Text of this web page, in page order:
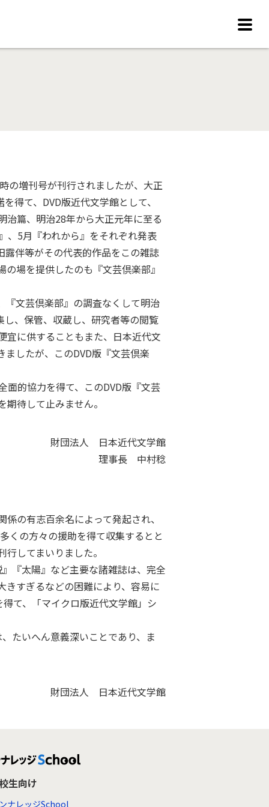
の増刊号が刊行されましたが、大正
得て、DVD版近代文学館として、
治篇、明治28年から大正元年に至る
、5月『われから』をそれぞれ発表
露伴等がその代表的作品をこの雑誌
場を提供したのも『文芸倶楽部』
『文芸倶楽部』の調査なくして明治
、保管、収蔵し、研究者等の閲覧
宜に供することもまた、日本近代文
したが、このDVD版『文芸倶楽
面的協力を得て、このDVD版『文芸
待して止みません。
財団法人 日本近代文学館
理事長 中村稔
の有志百余名によって発起され、
くの方々の援助を得て収集するとと
してまいりました。
『太陽』など主要な諸雑誌は、完全
すぎるなどの困難により、容易に
て、「マイクロ版近代文学館」シ
たいへん意義深いことであり、ま
財団法人 日本近代文学館
生向け
ナレッジSchool